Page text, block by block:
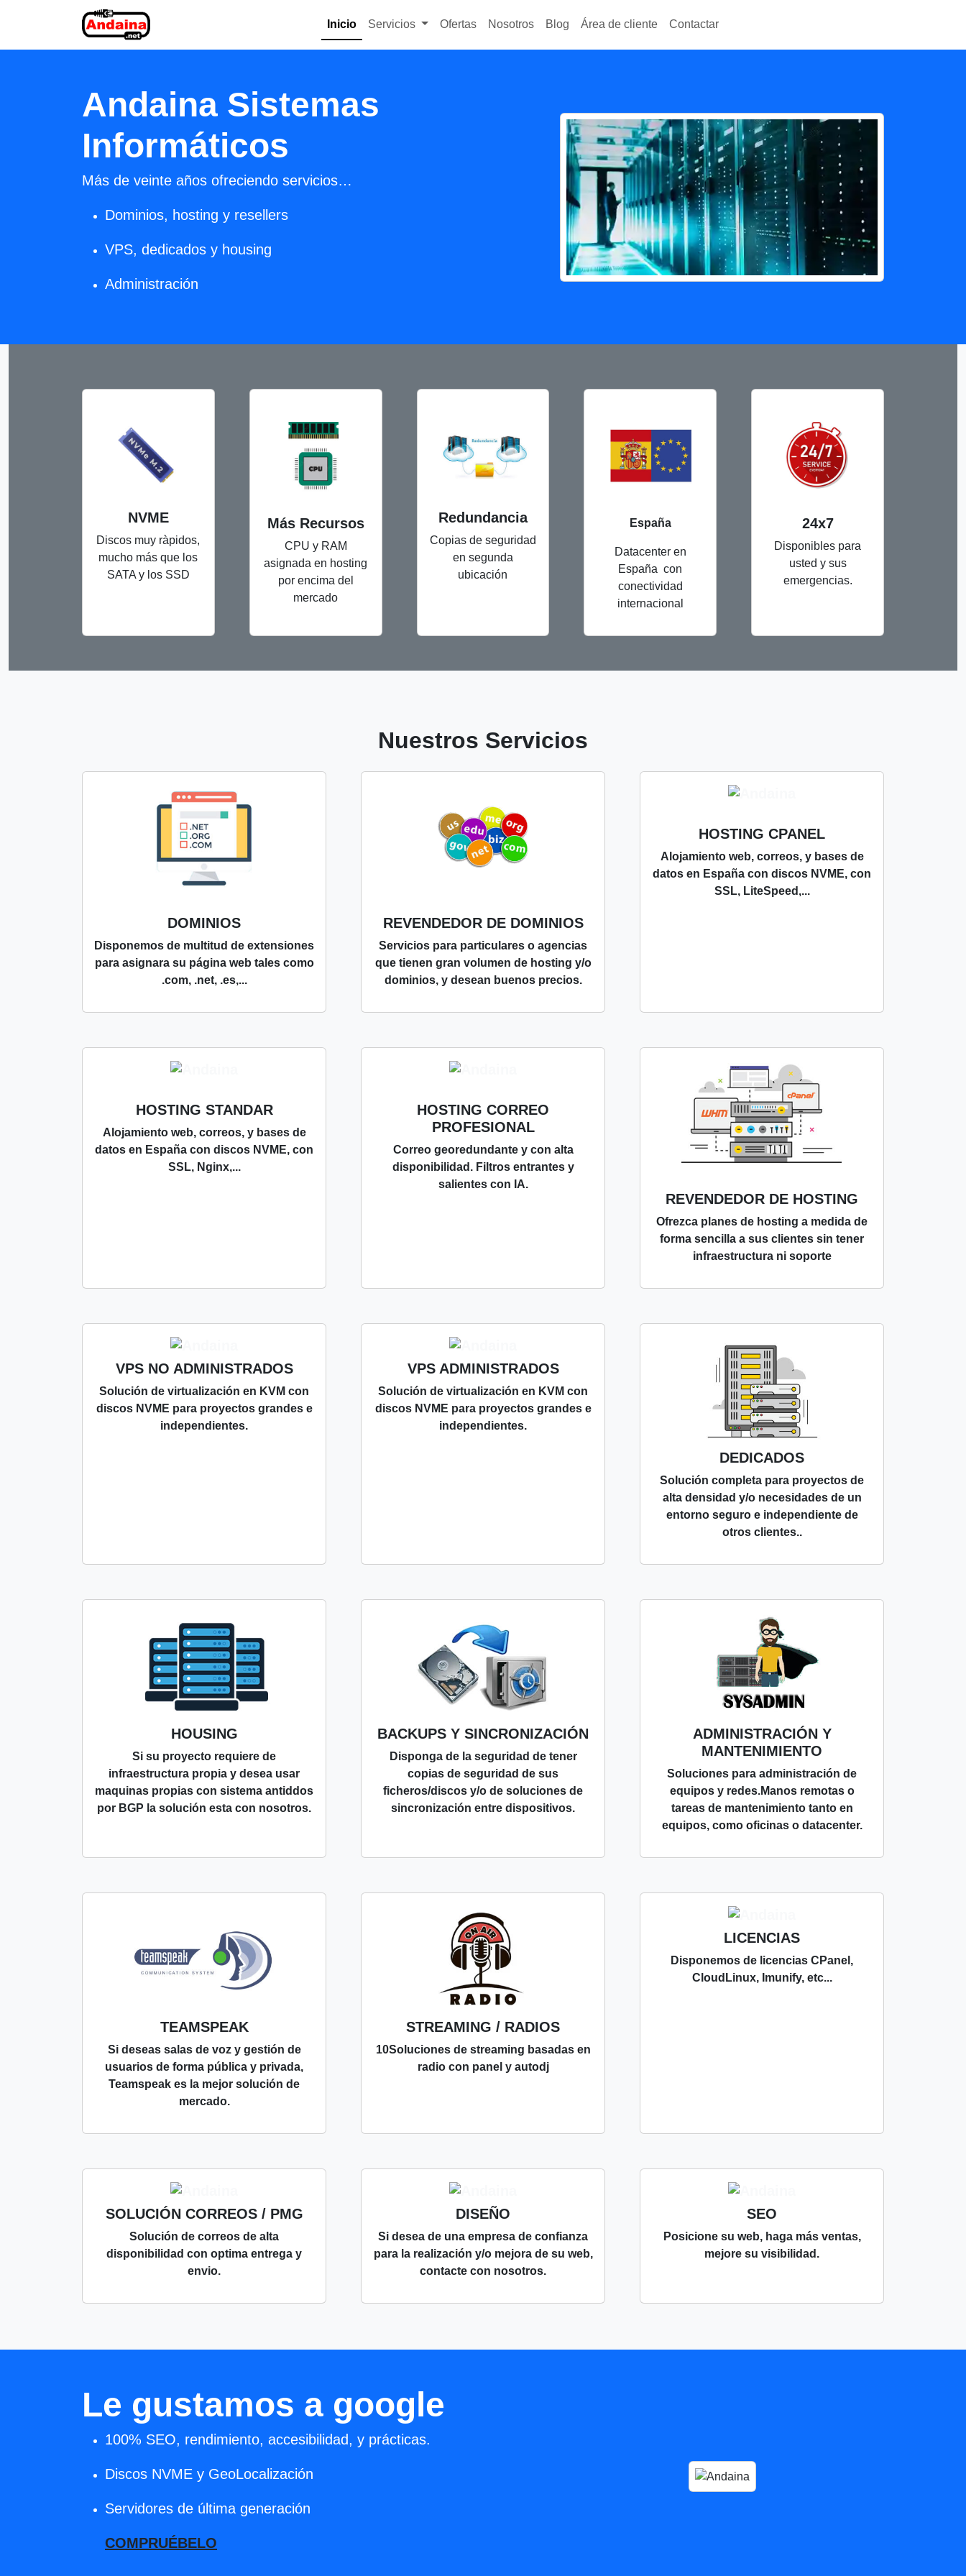
Inicio Servicios Ofertas Nosotros Blog Área de cliente Contactar
Andaina Sistemas
Informáticos
Más de veinte años ofreciendo servicios…
Dominios, hosting y resellers
VPS, dedicados y housing
Administración
NVME
Discos muy ràpidos,
mucho más que los
SATA y los SSD
Más Recursos
CPU y RAM
asignada en hosting
por encima del
mercado
Redundancia
Copias de seguridad
en segunda
ubicación
España
Datacenter en
España con
conectividad
internacional
24x7
Disponibles para
usted y sus
emergencias.
Nuestros Servicios
DOMINIOS
Disponemos de multitud de extensiones
para asignara su página web tales como
.com, .net, .es,...
REVENDEDOR DE DOMINIOS
Servicios para particulares o agencias
que tienen gran volumen de hosting y/o
dominios, y desean buenos precios.
HOSTING CPANEL
Alojamiento web, correos, y bases de
datos en España con discos NVME, con
SSL, LiteSpeed,...
HOSTING STANDAR
Alojamiento web, correos, y bases de
datos en España con discos NVME, con
SSL, Nginx,...
HOSTING CORREO
PROFESIONAL
Correo georedundante y con alta
disponibilidad. Filtros entrantes y
salientes con IA.
REVENDEDOR DE HOSTING
Ofrezca planes de hosting a medida de
forma sencilla a sus clientes sin tener
infraestructura ni soporte
VPS NO ADMINISTRADOS
Solución de virtualización en KVM con
discos NVME para proyectos grandes e
independientes.
VPS ADMINISTRADOS
Solución de virtualización en KVM con
discos NVME para proyectos grandes e
independientes.
DEDICADOS
Solución completa para proyectos de
alta densidad y/o necesidades de un
entorno seguro e independiente de
otros clientes..
HOUSING
Si su proyecto requiere de
infraestructura propia y desea usar
maquinas propias con sistema antiddos
por BGP la solución esta con nosotros.
BACKUPS Y SINCRONIZACIÓN
Disponga de la seguridad de tener
copias de seguridad de sus
ficheros/discos y/o de soluciones de
sincronización entre dispositivos.
ADMINISTRACIÓN Y
MANTENIMIENTO
Soluciones para administración de
equipos y redes.Manos remotas o
tareas de mantenimiento tanto en
equipos, como oficinas o datacenter.
TEAMSPEAK
Si deseas salas de voz y gestión de
usuarios de forma pública y privada,
Teamspeak es la mejor solución de
mercado.
STREAMING / RADIOS
10Soluciones de streaming basadas en
radio con panel y autodj
LICENCIAS
Disponemos de licencias CPanel,
CloudLinux, Imunify, etc...
SOLUCIÓN CORREOS / PMG
Solución de correos de alta
disponibilidad con optima entrega y
envio.
DISEÑO
Si desea de una empresa de confianza
para la realización y/o mejora de su web,
contacte con nosotros.
SEO
Posicione su web, haga más ventas,
mejore su visibilidad.
Le gustamos a google
100% SEO, rendimiento, accesibilidad, y prácticas.
Discos NVME y GeoLocalización
Servidores de última generación
COMPRUÉBELO